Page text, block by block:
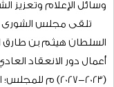
العاشرة تعكس الحرص
بمراسيم سلطانية.